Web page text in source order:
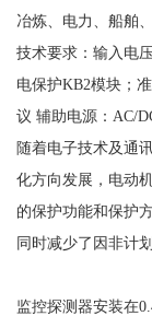
冶炼、电力、船舶
技术要求：输入电
电保护KB2模块；
议 辅助电源：AC/
随着电子技术及通
化方向发展，电动
的保护功能和保护
同时减少了因非计
监控探测器安装在